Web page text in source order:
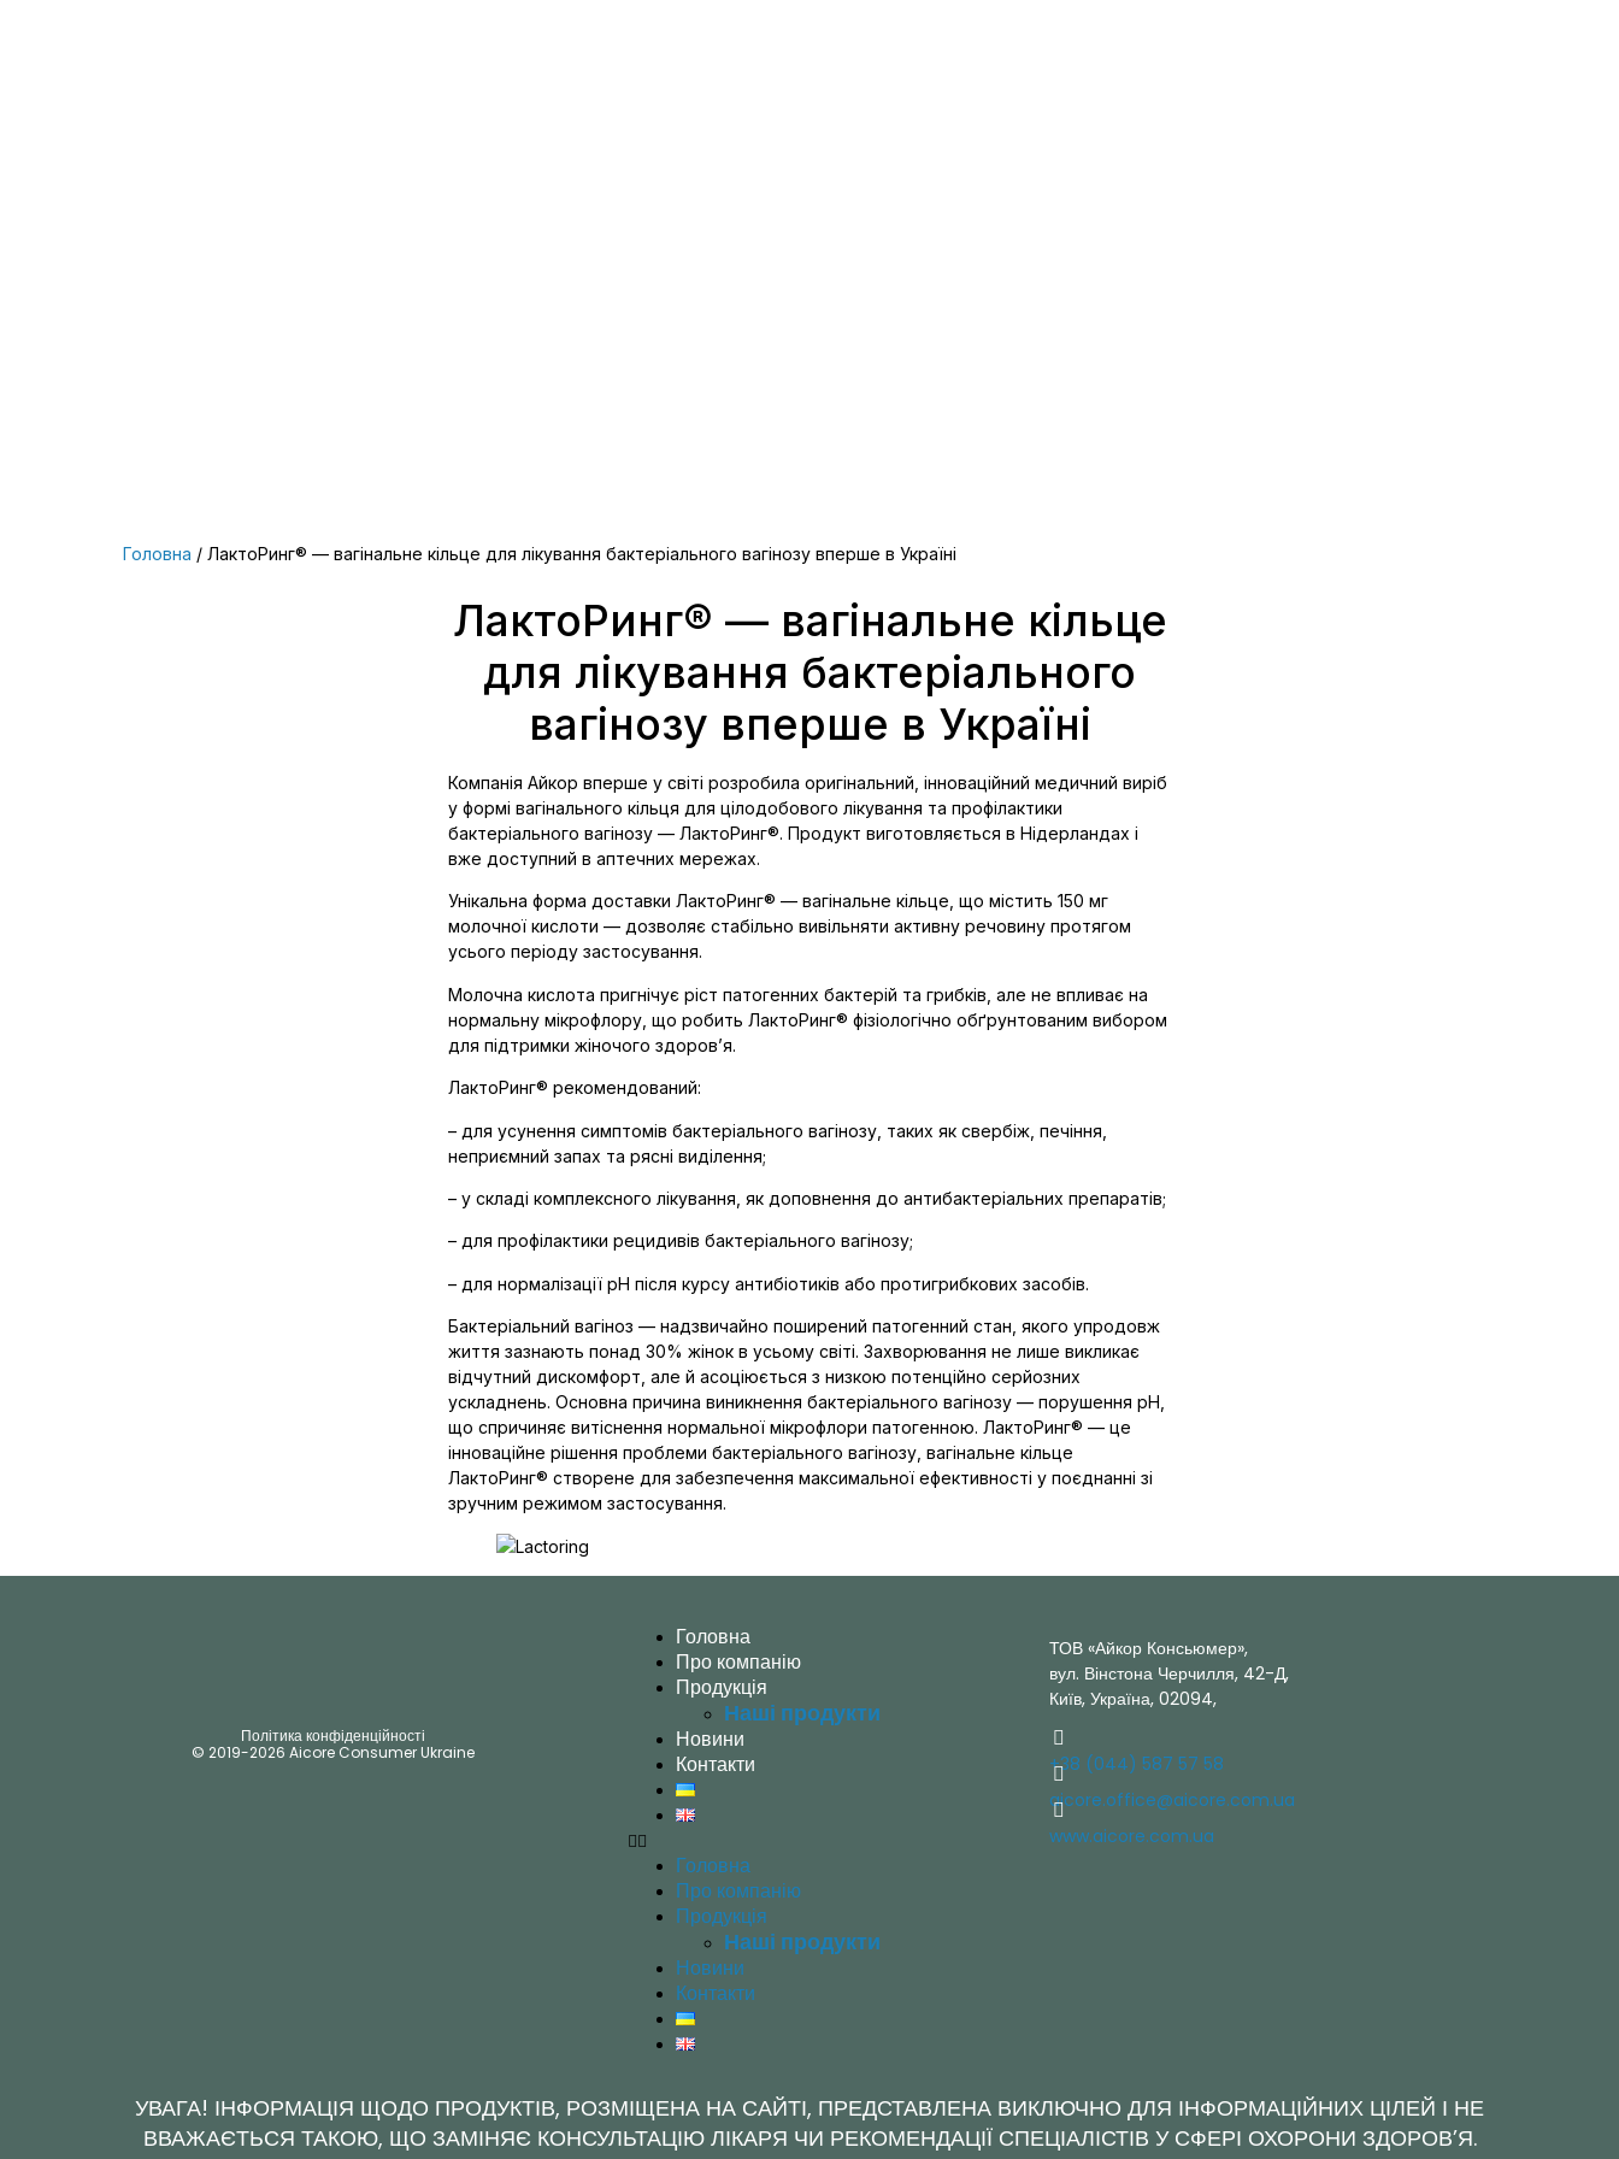
Головна / ЛактоРинг® — вагінальне кільце для лікування бактеріального вагінозу вперше в Україні
ЛактоРинг® — вагінальне кільце
для лікування бактеріального
вагінозу вперше в Україні
Компанія Айкор вперше у світі розробила оригінальний, інноваційний медичний виріб
у формі вагінального кільця для цілодобового лікування та профілактики
бактеріального вагінозу — ЛактоРинг®. Продукт виготовляється в Нідерландах і
вже доступний в аптечних мережах.
Унікальна форма доставки ЛактоРинг® — вагінальне кільце, що містить 150 мг
молочної кислоти — дозволяє стабільно вивільняти активну речовину протягом
усього періоду застосування.
Молочна кислота пригнічує ріст патогенних бактерій та грибків, але не впливає на
нормальну мікрофлору, що робить ЛактоРинг® фізіологічно обґрунтованим вибором
для підтримки жіночого здоров’я.
ЛактоРинг® рекомендований:
– для усунення симптомів бактеріального вагінозу, таких як свербіж, печіння,
неприємний запах та рясні виділення;
– у складі комплексного лікування, як доповнення до антибактеріальних препаратів;
– для профілактики рецидивів бактеріального вагінозу;
– для нормалізації pH після курсу антибіотиків або протигрибкових засобів.
Бактеріальний вагіноз — надзвичайно поширений патогенний стан, якого упродовж
життя зазнають понад 30% жінок в усьому світі. Захворювання не лише викликає
відчутний дискомфорт, але й асоціюється з низкою потенційно серйозних
ускладнень. Основна причина виникнення бактеріального вагінозу — порушення pH,
що спричиняє витіснення нормальної мікрофлори патогенною. ЛактоРинг® — це
інноваційне рішення проблеми бактеріального вагінозу, вагінальне кільце
ЛактоРинг® створене для забезпечення максимальної ефективності у поєднанні зі
зручним режимом застосування.
Політика конфіденційності
© 2019-2026 Aicore Consumer Ukraine
Головна
Про компанію
Продукція
Наші продукти
Новини
Контакти
Головна
Про компанію
Продукція
Наші продукти
Новини
Контакти
ТОВ «Айкор Консьюмер»,
вул. Вінстона Черчилля, 42-Д,
Київ, Україна, 02094,
+38 (044) 587 57 58
aicore.office@aicore.com.ua
www.aicore.com.ua
УВАГА! ІНФОРМАЦІЯ ЩОДО ПРОДУКТІВ, РОЗМІЩЕНА НА САЙТІ, ПРЕДСТАВЛЕНА ВИКЛЮЧНО ДЛЯ ІНФОРМАЦІЙНИХ ЦІЛЕЙ І НЕ
ВВАЖАЄТЬСЯ ТАКОЮ, ЩО ЗАМІНЯЄ КОНСУЛЬТАЦІЮ ЛІКАРЯ ЧИ РЕКОМЕНДАЦІЇ СПЕЦІАЛІСТІВ У СФЕРІ ОХОРОНИ ЗДОРОВ’Я.